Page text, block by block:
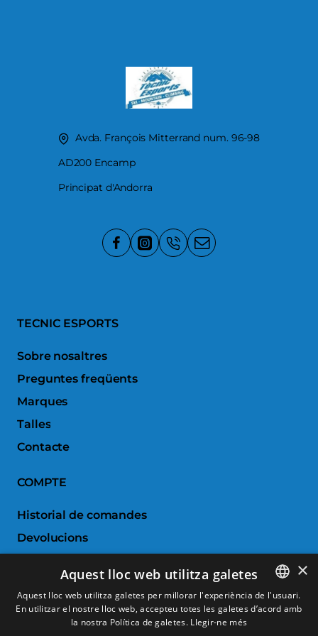
Avda. François Mitterrand num. 96-98
AD200 Encamp
Principat d'Andorra
TECNIC ESPORTS
Sobre nosaltres
Preguntes freqüents
Marques
Talles
Contacte
COMPTE
Historial de comandes
Devolucions
Comparar productes
SERVEI AL CLIENT
SPANISH
×
Aquest lloc web utilitza galetes
Aquest lloc web utilitza galetes per millorar l'experiència de l'usuari.
En utilitzar el nostre lloc web, accepteu totes les galetes d’acord amb
la nostra Política de galetes. Llegir-ne més